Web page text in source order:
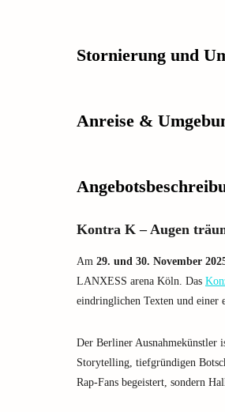
Stornierung und
Anreise &
Kontra K – Augen
Am 29. und 30. November
LANXESS arena Köln. Das
eindringlichen Texten und einer
Der Berliner Ausnahmekünstler
Storytelling, tiefgründigen
Rap-Fans begeistert, sondern